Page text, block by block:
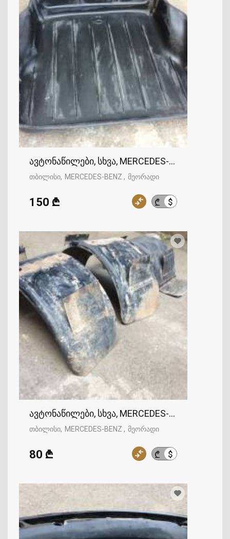
ავტონაწილები, სხვა, MERCEDES-BENZ
თბილისი MERCEDES-BENZ მეორადი
₾ $
150 ₾
ავტონაწილები, სხვა, MERCEDES-BENZ
თბილისი MERCEDES-BENZ მეორადი
₾ $
80 ₾